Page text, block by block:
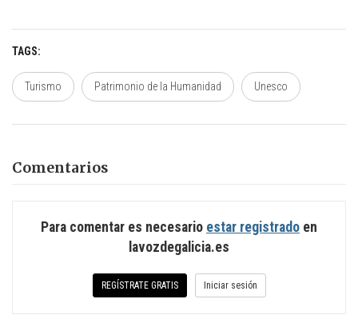
TAGS
Turismo Patrimonio de la Humanidad Unesco
Comentarios
Para comentar es necesario estar registrado en
lavozdegalicia.es
REGÍSTRATE GRATIS Iniciar sesión